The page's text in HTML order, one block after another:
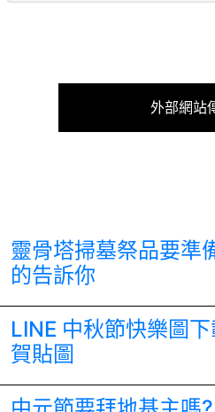
外部網
靈骨塔掃墓祭品要準
的告訴你
LINE 中秋節快樂圖
賀貼圖